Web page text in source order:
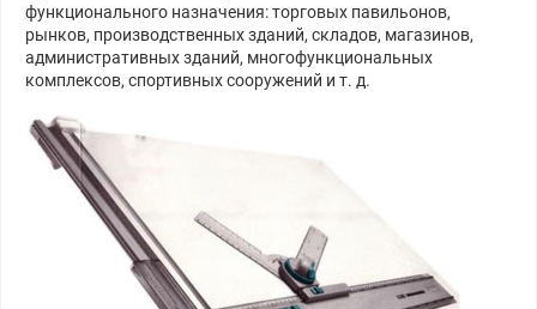
функционального назначения: торговых павильонов,
рынков, производственных зданий, складов, магазинов,
административных зданий, многофункциональных
комплексов, спортивных сооружений и т. д.